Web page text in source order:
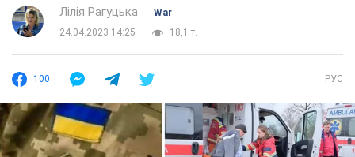
Лілія Рагуцька
War
24.04.2023 14:25
18,1 т.
100 РУС